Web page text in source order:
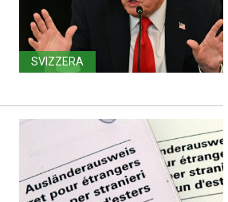
SVIZZERA